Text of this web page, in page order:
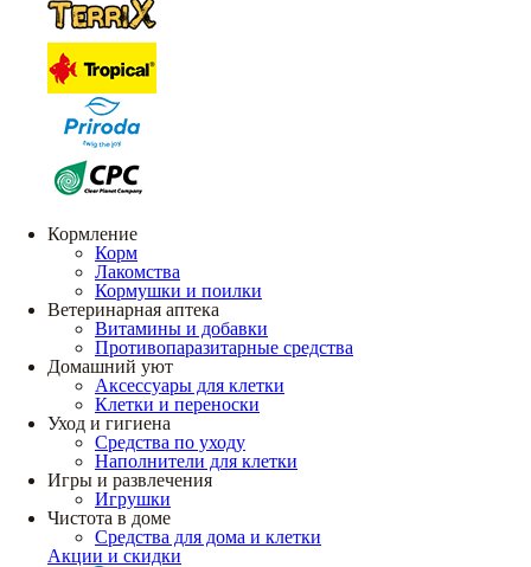
Кормление
Корм
Лакомства
Кормушки и поилки
Ветеринарная аптека
Витамины и добавки
Противопаразитарные средства
Домашний уют
Аксессуары для клетки
Клетки и переноски
Уход и гигиена
Средства по уходу
Наполнители для клетки
Игры и развлечения
Игрушки
Чистота в доме
Средства для дома и клетки
Акции и скидки